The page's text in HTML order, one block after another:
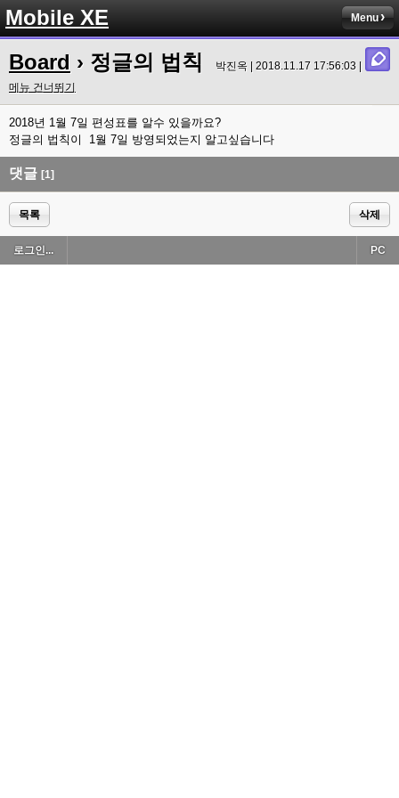
Mobile XE Menu
Board › 정글의 법칙
박진옥 | 2018.11.17 17:56:03 |
메뉴 건너뛰기
2018년 1월 7일 편성표를 알수 있을까요?
정글의 법칙이 1월 7일 방영되었는지 알고싶습니다
댓글 [1]
목록 삭제
로그인... PC